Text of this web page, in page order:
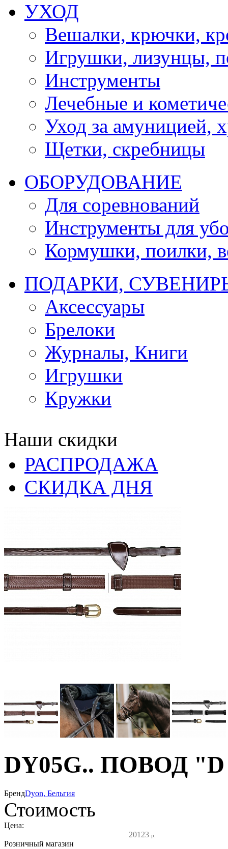
УХОД
Вешалки, крючки,
Игрушки, лизунцы,
Инструменты
Лечебные и
Уход за амуницией,
Щетки, скребницы
ОБОРУДОВАНИЕ
Для соревнований
Инструменты для
Кормушки, поилки,
ПОДАРКИ,
Аксессуары
Брелоки
Журналы, Книги
Игрушки
Кружки
Наши скидки
РАСПРОДАЖА
СКИДКА ДНЯ
DY05G.. ПОВОД "D
БрендDyon, Бельгия
Стоимость
Цена:
Розничный магазин
20123 р.